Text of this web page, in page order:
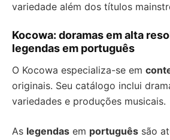
variedade além dos títulos
Kocowa: doramas em alta
legendas em português
O Kocowa especializa-se em
originais. Seu catálogo inclui
variedades e produções musicais.
As legendas em português são